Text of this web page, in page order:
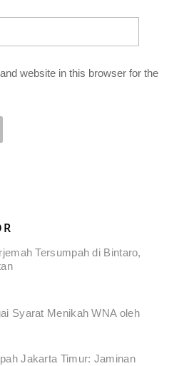
website in this browser for the
Tersumpah di Bintaro,
Syarat Menikah WNA oleh
Jakarta Timur: Jaminan